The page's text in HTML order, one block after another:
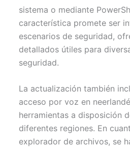
sistema o mediante
característica promete ser
escenarios de seguridad,
detallados útiles para
seguridad.
La actualización también
acceso por voz en
herramientas a disposición
diferentes regiones. En
explorador de archivos, se